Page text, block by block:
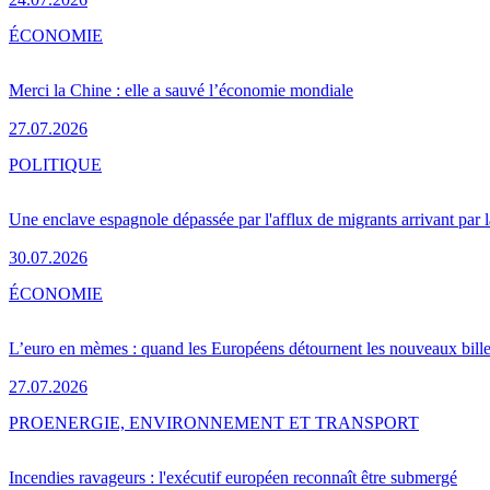
Merci la Chine : elle a sauvé l’économie mondiale
27.07.2026
ÉCONOMIE
Une enclave espagnole dépassée par l'afflux de migrants arrivant par
30.07.2026
POLITIQUE
L’euro en mèmes : quand les Européens détournent les nouveaux
27.07.2026
ÉCONOMIE
Incendies ravageurs : l'exécutif européen reconnaît être submergé
PROENERGIE, ENVIRONNEMENT ET TRANSPORT